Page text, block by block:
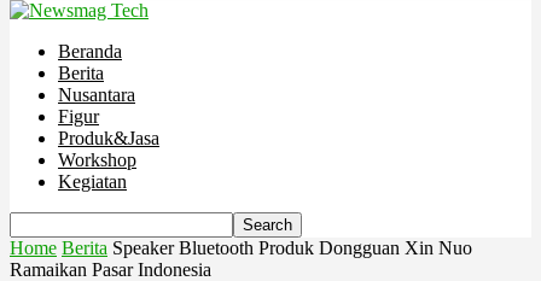
Beranda
Berita
Nusantara
Figur
Produk&Jasa
Workshop
Kegiatan
Home Berita Speaker Bluetooth Produk Dongguan Xin Nuo
Ramaikan Pasar Indonesia